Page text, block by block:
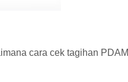
cara cek tagihan PDAM